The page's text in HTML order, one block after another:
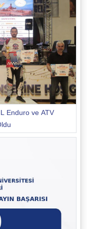
Enduro ve ATV